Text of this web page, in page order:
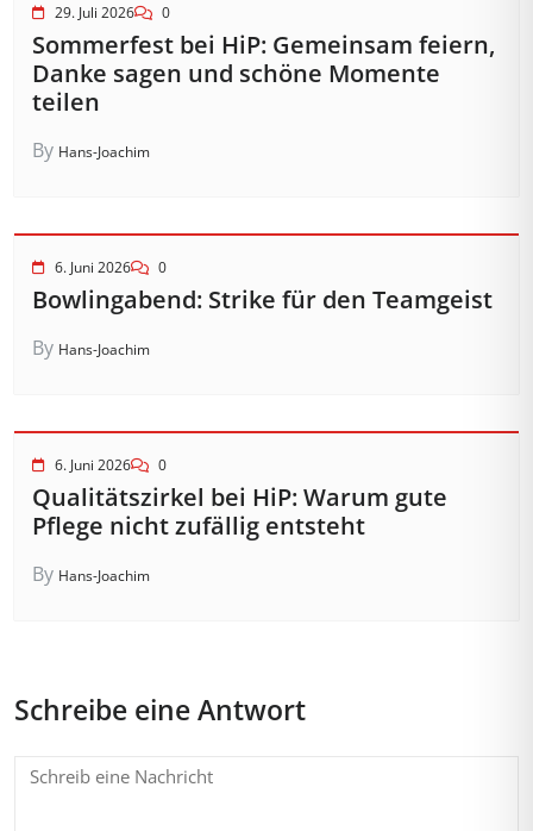
29. Juli 2026 0
Sommerfest bei HiP: Gemeinsam feiern,
Danke sagen und schöne Momente
teilen
By Hans-Joachim
6. Juni 2026 0
Bowlingabend: Strike für den Teamgeist
By Hans-Joachim
6. Juni 2026 0
Qualitätszirkel bei HiP: Warum gute
Pflege nicht zufällig entsteht
By Hans-Joachim
Schreibe eine Antwort